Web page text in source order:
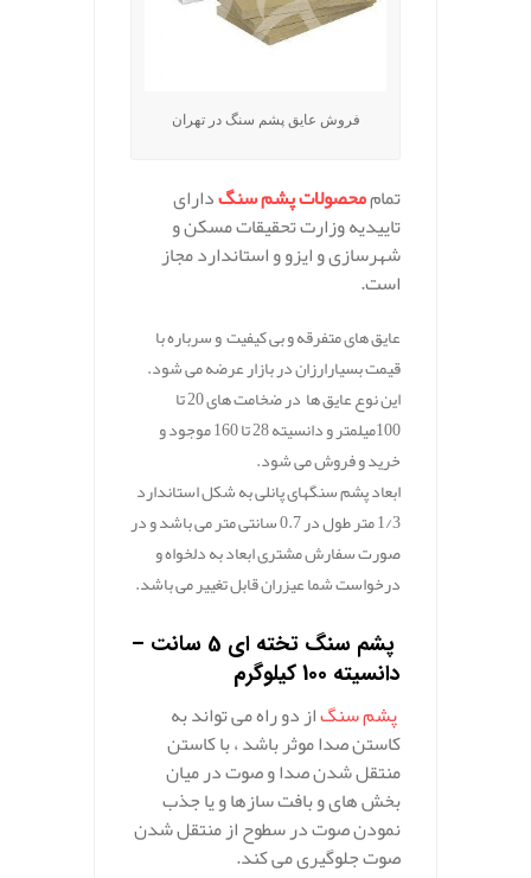
فروش عایق پشم سنگ در تهران
تماممحصولات پشم سنگدارای
تاییدیه وزارت تحقیقات مسکن و
شهرسازی و ایزو و استاندارد مجاز
است.
عایق های متفرقه و بی کیفیت و سرباره با
قیمت بسیارارزان در بازار عرضه می شود.
این نوع عایق ها در ضخامت های 20 تا
100میلمتر و دانسیته 28 تا 160 موجود و
خرید و فروش می شود.
ابعاد پشم سنگهای پانلی به شکل استاندارد
1/3 متر طول در 0.7 سانتی متر می باشد و در
صورت سفارش مشتری ابعاد به دلخواه و
درخواست شما عیزران قابل تغییر می باشد.
پشم سنگ تخته ای 5 سانت –
دانسیته 100 کیلوگرم
پشم سنگاز دو راه می تواند به
کاستن صدا موثر باشد ، با کاستن
منتقل شدن صدا و صوت در میان
بخش های و بافت سازها و یا جذب
نمودن صوت در سطوح از منتقل شدن
صوت جلوگیری می کند.